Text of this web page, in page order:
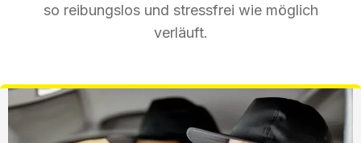
so reibungslos und stressfrei wie möglich
verläuft.